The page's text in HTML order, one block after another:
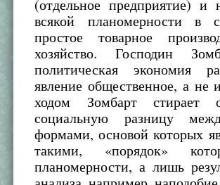
(отдельное предприятие)
всякой планомерности в
простое товарное
хозяйство. Господин
политическая экономия
явление общественное, а не
ходом Зомбарт стирает
социальную разницу
формами, основой которых
такими, «порядок»
планомерности, а лишь